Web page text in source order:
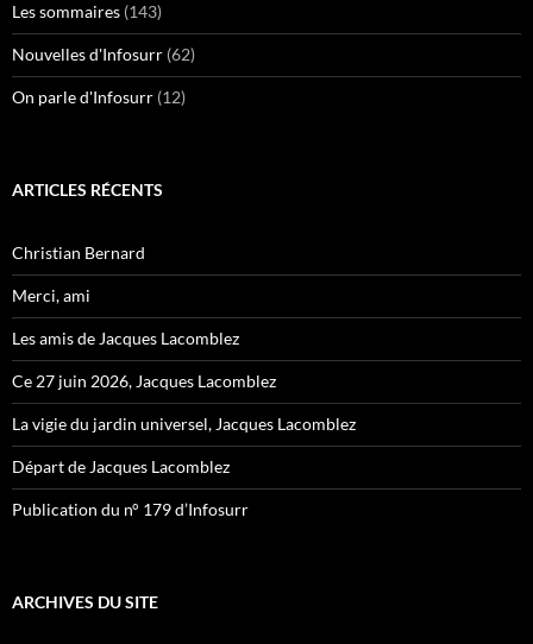
Les sommaires (143)
Nouvelles d'Infosurr (62)
On parle d'Infosurr (12)
ARTICLES RÉCENTS
Christian Bernard
Merci, ami
Les amis de Jacques Lacomblez
Ce 27 juin 2026, Jacques Lacomblez
La vigie du jardin universel, Jacques Lacomblez
Départ de Jacques Lacomblez
Publication du n° 179 d’Infosurr
ARCHIVES DU SITE